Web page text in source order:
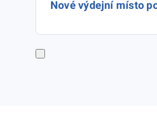
Nové výdejní místo